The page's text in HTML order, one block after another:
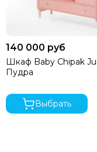
140 000 руб
Шкаф Baby Chipak
Пудра
Выбрать